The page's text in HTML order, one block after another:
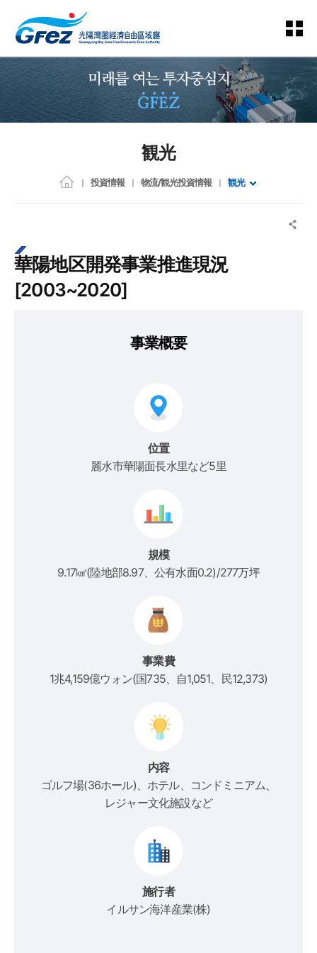
観光
投資情報 物流/観光投資情報 観光
華陽地区開発事業推進現況
[2003~2020]
事業概要
位置
麗水市華陽面長水里など5里
規模
9.17㎢(陸地部8.97、公有水面0.2)/277万坪
事業費
1兆4,159億ウォン(国735、自1,051、民12,373)
内容
ゴルフ場(36ホール)、ホテル、コンドミニアム、
レジャー文化施設など
施行者
イルサン海洋産業(株)